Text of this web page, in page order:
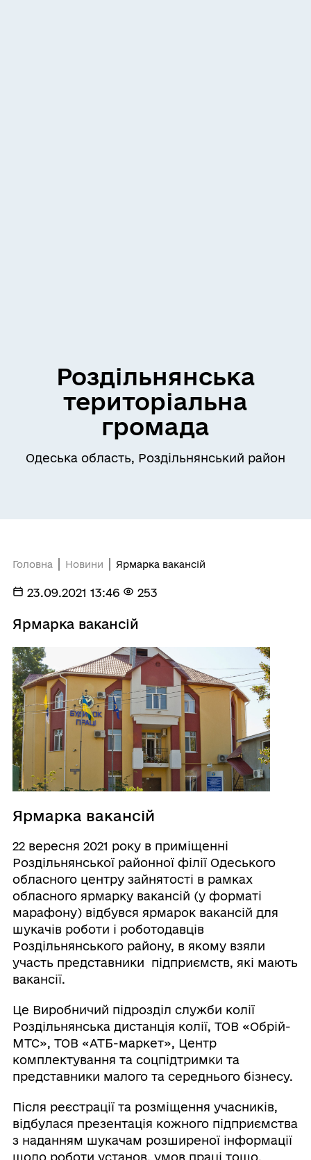
Роздільнянська
територіальна
громада
Одеська область, Роздільнянський район
Головна Новини Ярмарка вакансій
23.09.2021 13:46 253
Ярмарка вакансій
Ярмарка вакансій
22 вересня 2021 року в приміщенні
Роздільнянської районної філії Одеського
обласного центру зайнятості в рамках
обласного ярмарку вакансій (у форматі
марафону) відбувся ярмарок вакансій для
шукачів роботи і роботодавців
Роздільнянського району, в якому взяли
участь представники підприємств, які мають
вакансії.
Це Виробничий підрозділ служби колії
Роздільнянська дистанція колії, ТОВ «Обрій-
МТС», ТОВ «АТБ-маркет», Центр
комплектування та соцпідтримки та
представники малого та середнього бізнесу.
Після реєстрації та розміщення учасників,
відбулася презентація кожного підприємства
з наданням шукачам розширеної інформації
щодо роботи установ, умов праці тощо.